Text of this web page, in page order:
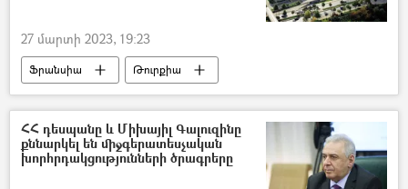
27 մարտի 2023, 19:23
Ֆրանսիա
Թուրքիա
Իրաքյան Քրդստան
Քրդստանի աշխատավորական կուսակցություն
ՀՀ դեսպանը և Միխայիլ Գալուզինը
քննարկել են միջգերատեսչական
խորհրդակցությունների ծրագրերը